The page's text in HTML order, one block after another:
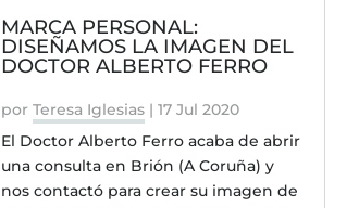
MARCA PERSONAL:
DISEÑAMOS LA IMAGEN DEL
DOCTOR ALBERTO FERRO
por Teresa Iglesias| 17 Jul 2020
El Doctor Alberto Ferro acaba de abrir
una consulta en Brión (A Coruña) y
nos contactó para crear su imagen de